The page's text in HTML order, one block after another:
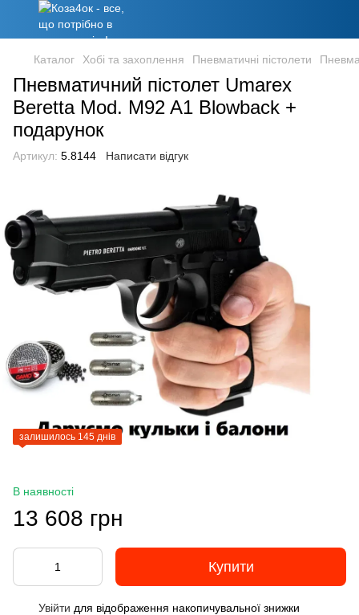
Каталог Хобі та захоплення Пневматичні пістолети
Пневматичний пістолет Umarex
Beretta Mod. M92 A1 Blowback +
подарунок
Артикул: 5.8144 Написати відгук
залишилось 145 днів
В наявності
13 608 грн
Купити
Увійти для відображення накопичувальної знижки